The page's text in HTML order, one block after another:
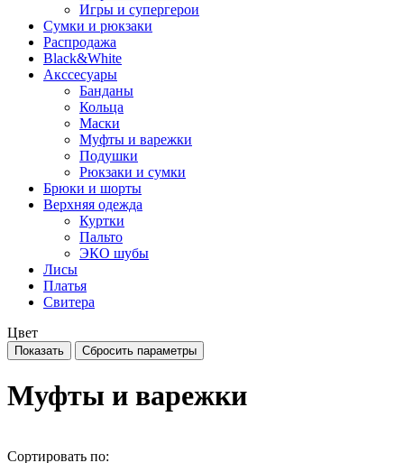
Игры и супергерои
Сумки и рюкзаки
Распродажа
Black&White
Акссесуары
Банданы
Кольца
Маски
Муфты и варежки
Подушки
Рюкзаки и сумки
Брюки и шорты
Верхняя одежда
Куртки
Пальто
ЭКО шубы
Лисы
Платья
Свитера
Цвет
Муфты и варежки
Сортировать по: